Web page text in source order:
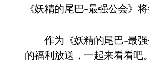
《妖精的尾巴-最强公会》
作为《妖精的尾巴-最强
的福利放送，一起来看看吧。